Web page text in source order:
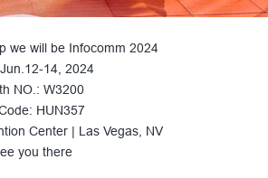
we will be Infocomm 2024:
14, 2024
NO.: W3200
HUN357
Center | Las Vegas, NV
you there!